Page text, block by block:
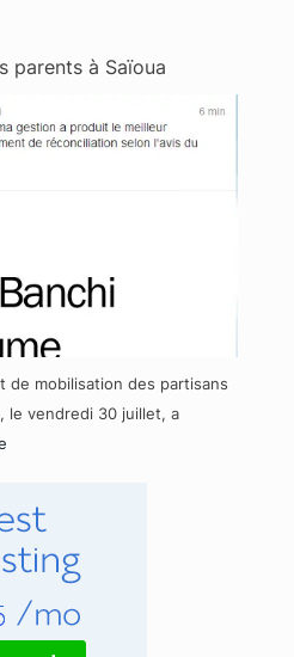
parents à Saïoua
de mobilisation des partisans
le vendredi 30 juillet, a